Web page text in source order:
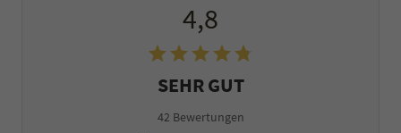
4,8
SEHR GUT
42 Bewertungen